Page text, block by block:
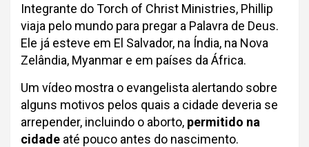
Integrante do Torch of Christ Ministries, Phillip
viaja pelo mundo para pregar a Palavra de Deus.
Ele já esteve em El Salvador, na Índia, na Nova
Zelândia, Myanmar e em países da África.
Um vídeo mostra o evangelista alertando sobre
alguns motivos pelos quais a cidade deveria se
arrepender, incluindo o aborto, permitido na
cidade até pouco antes do nascimento.